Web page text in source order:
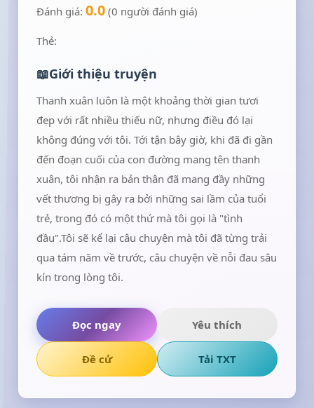
Đánh giá:0.0 (0 người đánh giá)
Thẻ:
Giới thiệu truyện
Thanh xuân luôn là một khoảng thời gian tươi
đẹp với rất nhiều thiếu nữ, nhưng điều đó lại
không đúng với tôi. Tới tận bây giờ, khi đã đi gần
đến đoạn cuối của con đường mang tên thanh
xuân, tôi nhận ra bản thân đã mang đầy những
vết thương bị gây ra bởi những sai lầm của tuổi
trẻ, trong đó có một thứ mà tôi gọi là "tình
đầu".Tôi sẽ kể lại câu chuyện mà tôi đã từng trải
qua tám năm về trước, câu chuyện về nỗi đau sâu
kín trong lòng tôi.
Đọc ngay Yêu thích
Đề cử Tải TXT